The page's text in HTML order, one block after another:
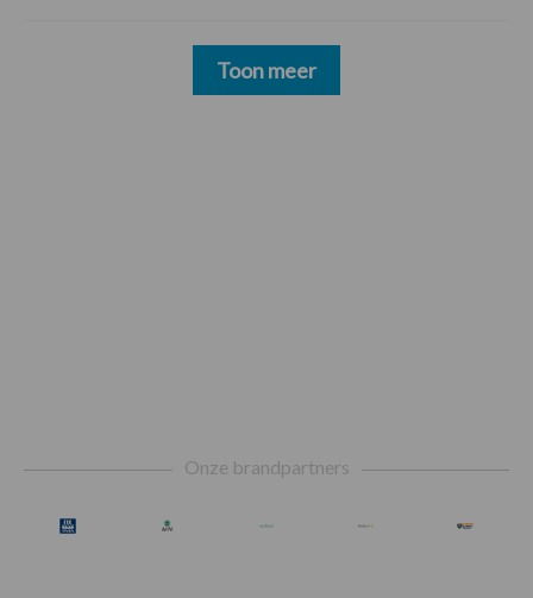
Toon meer
Onze brandpartners